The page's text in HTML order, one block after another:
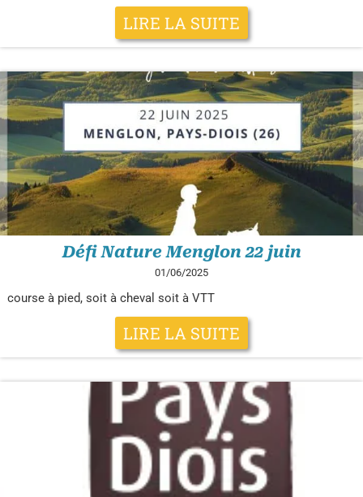
LIRE LA SUITE
Défi Nature Menglon 22 juin
01/06/2025
course à pied, soit à cheval soit à VTT
LIRE LA SUITE